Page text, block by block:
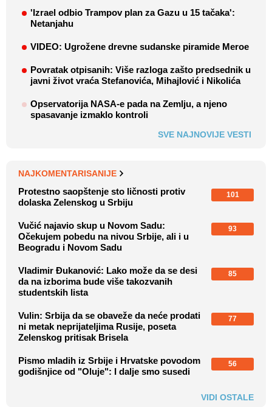
'Izrael odbio Trampov plan za Gazu u 15 tačaka':
Netanjahu
VIDEO: Ugrožene drevne sudanske piramide Meroe
Povratak otpisanih: Više razloga zašto predsednik u
javni život vraća Stefanovića, Mihajlović i Nikolića
Opservatorija NASA-e pada na Zemlju, a njeno
spasavanje izmaklo kontroli
SVE NAJNOVIJE VESTI
NAJKOMENTARISANIJE
Protestno saopštenje sto ličnosti protiv
dolaska Zelenskog u Srbiju
101
Vučić najavio skup u Novom Sadu:
Očekujem pobedu na nivou Srbije, ali i u
Beogradu i Novom Sadu
93
Vladimir Đukanović: Lako može da se desi
da na izborima bude više takozvanih
studentskih lista
85
Vulin: Srbija da se obaveže da neće prodati
ni metak neprijateljima Rusije, poseta
Zelenskog pritisak Brisela
77
Pismo mladih iz Srbije i Hrvatske povodom
godišnjice od "Oluje": I dalje smo susedi
56
VIDI OSTALE